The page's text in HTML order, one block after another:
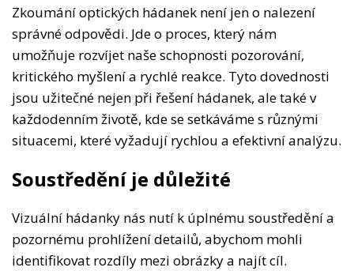
Zkoumání optických hádanek není jen o nalezení
správné odpovědi. Jde o proces, který nám
umožňuje rozvíjet naše schopnosti pozorování,
kritického myšlení a rychlé reakce. Tyto dovednosti
jsou užitečné nejen při řešení hádanek, ale také v
každodenním životě, kde se setkáváme s různými
situacemi, které vyžadují rychlou a efektivní analýzu.
Soustředění je důležité
Vizuální hádanky nás nutí k úplnému soustředění a
pozornému prohlížení detailů, abychom mohli
identifikovat rozdíly mezi obrázky a najít cíl.